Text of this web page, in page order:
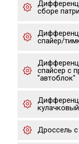
сборе
спайер/
спайсер с
"автоблок"
Дроссель